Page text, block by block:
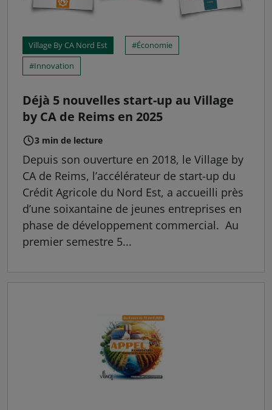
Village By CA Nord Est
Économie
Innovation
Déjà 5 nouvelles start-up au Village
by CA de Reims en 2025
3 min de lecture
Depuis son ouverture en 2018, le Village by
CA de Reims, l’accélérateur de start-up du
Crédit Agricole du Nord Est, a accueilli près
d’une soixantaine de jeunes entreprises en
phase de développement commercial. Au
premier semestre 5...